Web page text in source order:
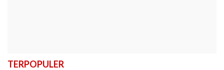
TERPOPULER